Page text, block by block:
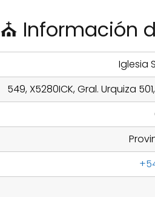
⛪ Información
Iglesia
549, X5280ICK, Gral. Urquiza